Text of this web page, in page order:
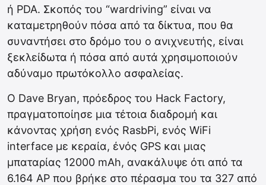
ή PDA. Σκοπός του “wardriving” είναι να
καταμετρηθούν πόσα από τα δίκτυα, που θα
συναντήσει στο δρόμο του ο ανιχνευτής, είναι
ξεκλείδωτα ή πόσα από αυτά χρησιμοποιούν
αδύναμο πρωτόκολλο ασφαλείας.
Ο Dave Bryan, πρόεδρος του Hack Factory,
πραγματοποίησε μια τέτοια διαδρομή και
κάνοντας χρήση ενός RasbPi, ενός WiFi
interface με κεραία, ένός GPS και μιας
μπαταρίας 12000 mAh, ανακάλυψε ότι από τα
6.164 AP που βρήκε στο πέρασμα του τα 327 από